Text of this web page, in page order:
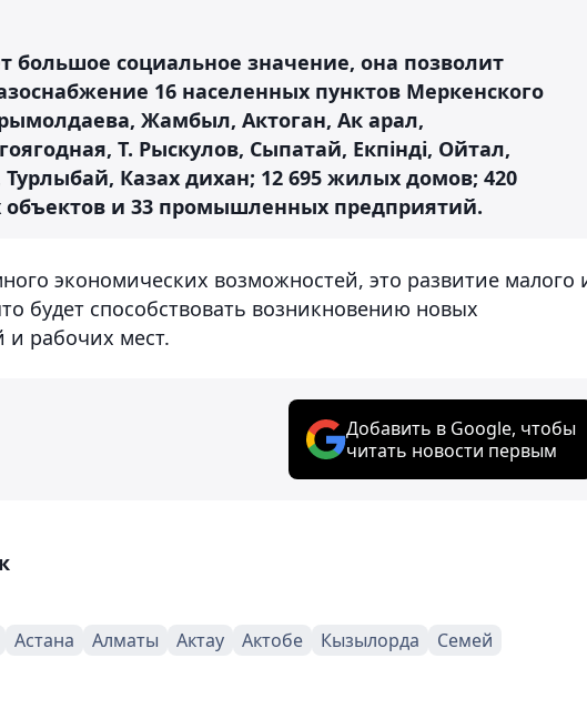
большое социальное значение, она позволит
16 населенных пунктов Меркенского
Жамбыл, Актоган, Ак арал,
Т. Рыскулов, Сыпатай, Екпінді, Ойтал,
Казах дихан; 12 695 жилых домов; 420
и 33 промышленных предприятий.
экономических возможностей, это развитие малого
будет способствовать возникновению новых
рабочих мест.
Добавить в Google, чтобы
читать новости первым
Астана Алматы Актау Актобе Кызылорда Семей